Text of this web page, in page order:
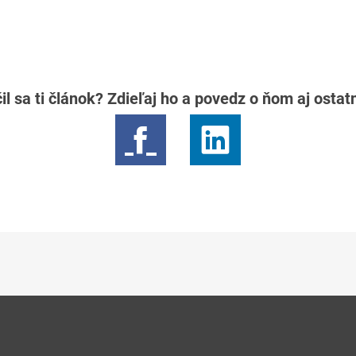
sa ti článok? Zdieľaj ho a povedz o ňom aj